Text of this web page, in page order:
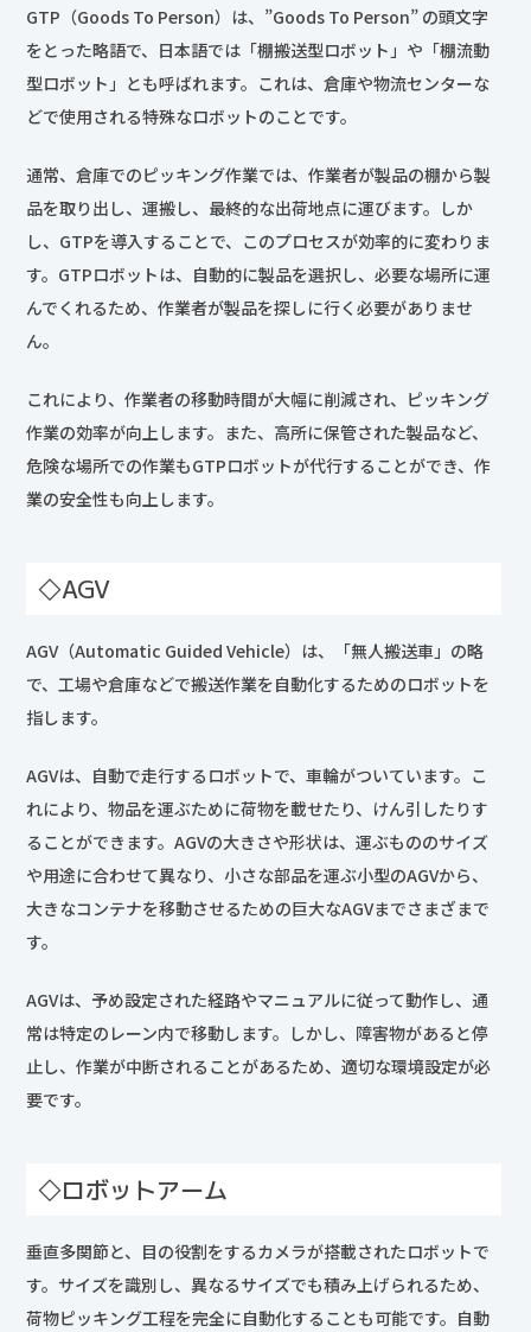
GTP（Goods To Person）は、”Goods To Person” の頭文字
をとった略語で、日本語では「棚搬送型ロボット」や「棚流動
型ロボット」とも呼ばれます。これは、倉庫や物流センターな
どで使用される特殊なロボットのことです。
通常、倉庫でのピッキング作業では、作業者が製品の棚から製
品を取り出し、運搬し、最終的な出荷地点に運びます。しか
し、GTPを導入することで、このプロセスが効率的に変わりま
す。GTPロボットは、自動的に製品を選択し、必要な場所に運
んでくれるため、作業者が製品を探しに行く必要がありませ
ん。
これにより、作業者の移動時間が大幅に削減され、ピッキング
作業の効率が向上します。また、高所に保管された製品など、
危険な場所での作業もGTPロボットが代行することができ、作
業の安全性も向上します。
◇AGV
AGV（Automatic Guided Vehicle）は、「無人搬送車」の略
で、工場や倉庫などで搬送作業を自動化するためのロボットを
指します。
AGVは、自動で走行するロボットで、車輪がついています。こ
れにより、物品を運ぶために荷物を載せたり、けん引したりす
ることができます。AGVの大きさや形状は、運ぶもののサイズ
や用途に合わせて異なり、小さな部品を運ぶ小型のAGVから、
大きなコンテナを移動させるための巨大なAGVまでさまざまで
す。
AGVは、予め設定された経路やマニュアルに従って動作し、通
常は特定のレーン内で移動します。しかし、障害物があると停
止し、作業が中断されることがあるため、適切な環境設定が必
要です。
◇ロボットアーム
垂直多関節と、目の役割をするカメラが搭載されたロボットで
す。サイズを識別し、異なるサイズでも積み上げられるため、
荷物ピッキング工程を完全に自動化することも可能です。自動